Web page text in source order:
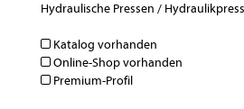
Hydraulische Pressen /
Katalog vorhanden
Online-Shop vorhanden
Premium-Profil